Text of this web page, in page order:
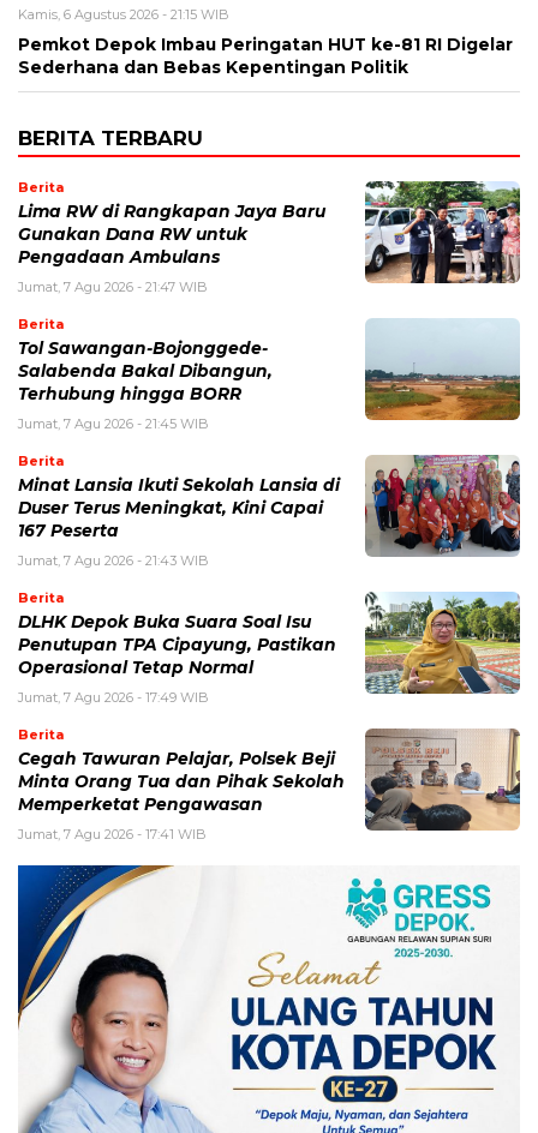
Kamis, 6 Agustus 2026 - 21:15 WIB
Pemkot Depok Imbau Peringatan HUT ke-81 RI Digelar
Sederhana dan Bebas Kepentingan Politik
BERITA TERBARU
Berita
Lima RW di Rangkapan Jaya Baru
Gunakan Dana RW untuk
Pengadaan Ambulans
Jumat, 7 Agu 2026 - 21:47 WIB
Berita
Tol Sawangan-Bojonggede-
Salabenda Bakal Dibangun,
Terhubung hingga BORR
Jumat, 7 Agu 2026 - 21:45 WIB
Berita
Minat Lansia Ikuti Sekolah Lansia di
Duser Terus Meningkat, Kini Capai
167 Peserta
Jumat, 7 Agu 2026 - 21:43 WIB
Berita
DLHK Depok Buka Suara Soal Isu
Penutupan TPA Cipayung, Pastikan
Operasional Tetap Normal
Jumat, 7 Agu 2026 - 17:49 WIB
Berita
Cegah Tawuran Pelajar, Polsek Beji
Minta Orang Tua dan Pihak Sekolah
Memperketat Pengawasan
Jumat, 7 Agu 2026 - 17:41 WIB